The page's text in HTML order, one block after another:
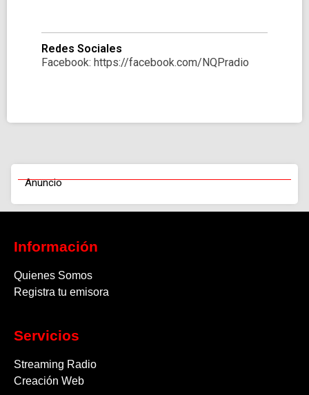
Redes Sociales
Facebook: https://facebook.com/NQPradio
Anuncio
Información
Quienes Somos
Registra tu emisora
Servicios
Streaming Radio
Creación Web